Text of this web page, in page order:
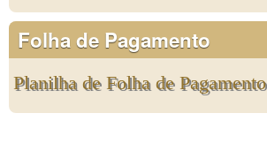
Folha de Pagamento
Planilha de Folha de Pagamento